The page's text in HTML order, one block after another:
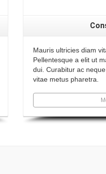
Mauris ultricies diam
Pellentesque a elit ut
dui. Curabitur ac
vitae metus pharetra.